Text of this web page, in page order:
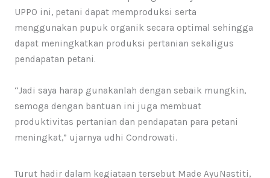
UPPO ini, petani dapat memproduksi serta
menggunakan pupuk organik secara optimal sehingga
dapat meningkatkan produksi pertanian sekaligus
pendapatan petani.
“Jadi saya harap gunakanlah dengan sebaik mungkin,
semoga dengan bantuan ini juga membuat
produktivitas pertanian dan pendapatan para petani
meningkat,” ujarnya udhi Condrowati.
Turut hadir dalam kegiataan tersebut Made AyuNastiti,